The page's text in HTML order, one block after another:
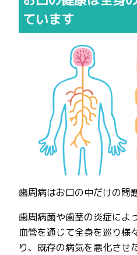
ています
歯周病はお口の中だけの問
歯周病菌や歯茎の炎症によ
血管を通じて全身を巡り様
り、既存の病気を悪化させ